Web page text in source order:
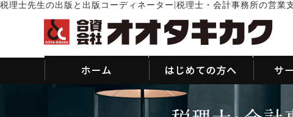
税理士先生の出版と出版コーディネーター 税理士・会計事務所の営業